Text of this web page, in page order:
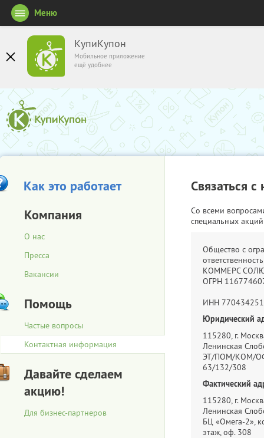
КупиКупон
Мобильное приложение
ещё удобнее
Меню
Как это работает
Компания
О нас
Пресса
Вакансии
Помощь
Частые вопросы
Контактная информация
Давайте сделаем
акцию!
Для бизнес-партнеров
Связаться с
Со всеми
специальных
Общество с
КОММЕРС
ОГРН
ИНН
Юридический
115280, г.
Ленинская
ЭТ/ПОМ/КОМ/
63/132/308
Фактический
115280, г.
Ленинская
БЦ «Омега-2»,
этаж, оф. 308